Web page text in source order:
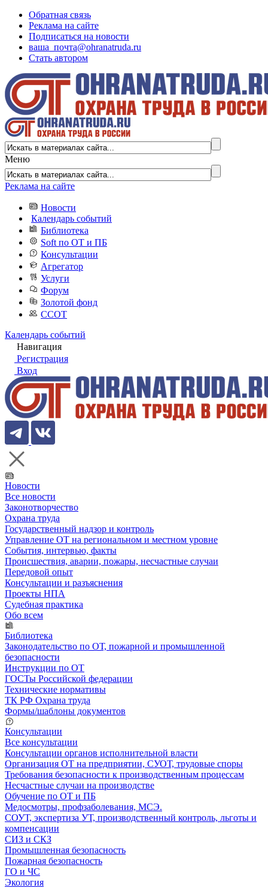
Обратная связь
Реклама на сайте
Подписаться на новости
ваша_почта@ohranatruda.ru
Стать автором
Меню
Реклама на сайте
Новости
Календарь событий
Библиотека
Soft по ОТ и ПБ
Консультации
Агрегатор
Услуги
Форум
Золотой фонд
ССОТ
Календарь событий
Навигация
Регистрация
Вход
Новости
Все новости
Законотворчество
Охрана труда
Государственный надзор и контроль
Управление ОТ на региональном и местном уровне
События, интервью, факты
Происшествия, аварии, пожары, несчастные случаи
Передовой опыт
Консультации и разъяснения
Проекты НПА
Судебная практика
Обо всем
Библиотека
Законодательство по ОТ, пожарной и промышленной
безопасности
Инструкции по ОТ
ГОСТы Российской федерации
Технические нормативы
ТК РФ Охрана труда
Формы/шаблоны документов
Консультации
Все консультации
Консультации органов исполнительной власти
Организация ОТ на предприятии, СУОТ, трудовые споры
Требования безопасности к производственным процессам
Несчастные случаи на производстве
Обучение по ОТ и ПБ
Медосмотры, профзаболевания, МСЭ.
СОУТ, экспертиза УТ, производственный контроль, льготы и
компенсации
СИЗ и СКЗ
Промышленная безопасность
Пожарная безопасность
ГО и ЧС
Экология